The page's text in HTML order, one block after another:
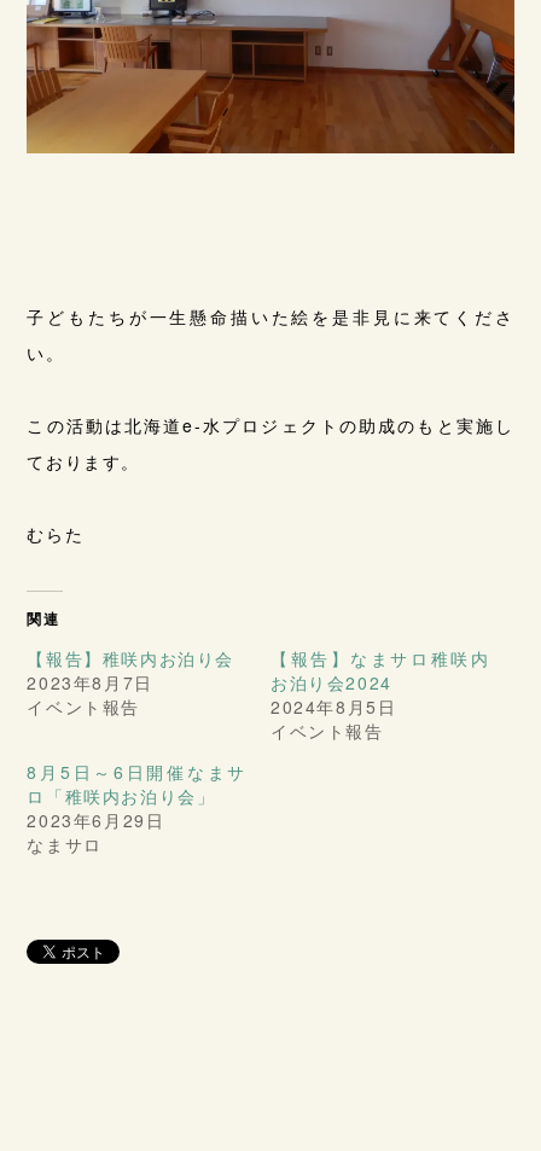
子どもたちが一生懸命描いた絵を是非見に来てくださ
い。
この活動は北海道e-水プロジェクトの助成のもと実施し
ております。
むらた
関連
【報告】稚咲内お泊り会
2023年8月7日
イベント報告
【報告】なまサロ稚咲内
お泊り会2024
2024年8月5日
イベント報告
8月5日～6日開催なまサ
ロ「稚咲内お泊り会」
2023年6月29日
なまサロ